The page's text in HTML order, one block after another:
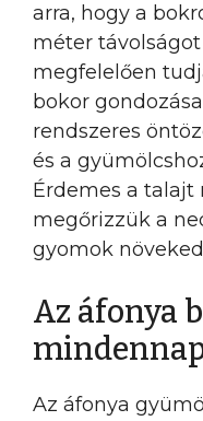
arra, hogy a
méter
megfelelően
bokor
rendszeres
és a
Érdemes a talajt
megőrizzük a
gyomok
Az áfonya
Az áfonya